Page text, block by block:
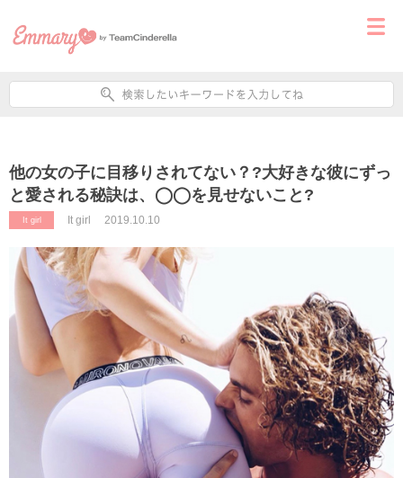
他の女の子に目移りされてない？?大好きな彼にずっ
と愛される秘訣は、◯◯を見せないこと?
It girl It girl 2019.10.10